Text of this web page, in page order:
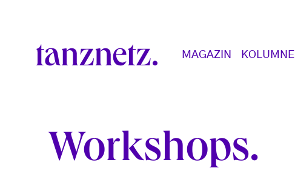
Main navigation
MAGAZIN KOLUMNE
Workshops